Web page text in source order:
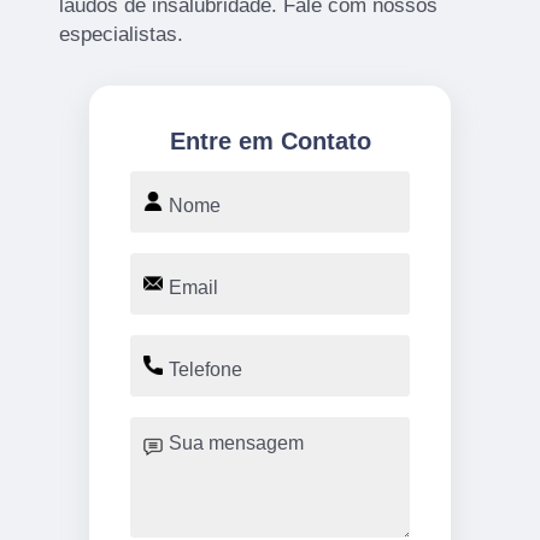
laudos de insalubridade. Fale com nossos
especialistas.
Entre em Contato